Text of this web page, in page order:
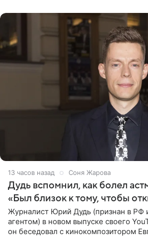
13 часов назад Соня Жарова
Дудь вспомнил, как болел
«Был близок к тому, чтобы
Журналист Юрий Дудь (признан в РФ
агентом) в новом выпуске своего
он беседовал с кинокомпозитором